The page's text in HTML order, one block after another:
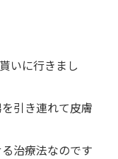
いに行きまし
引き連れて皮膚
治療法なのです